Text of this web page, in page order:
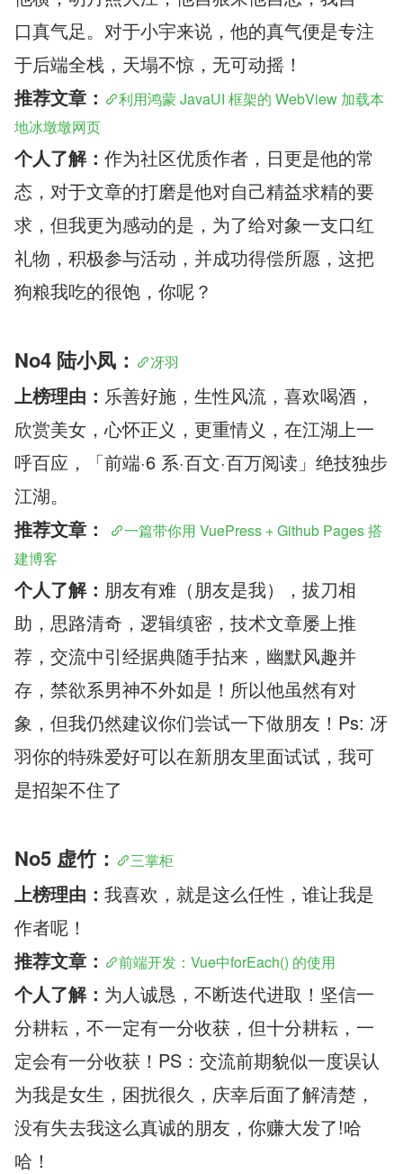
口真气足。对于小宇来说，他的真气便是专注
于后端全栈 ，天塌不惊，无可动摇！
推荐文章：
利用鸿蒙 JavaUI 框架的 WebView 加载本
地冰墩墩网页
个人了解： 作为社区优质作者，日更是他的常
态，对于文章的打磨是他对自己精益求精的要
求，但我更为感动的是，为了给对象一支口红
礼物，积极参与活动，并成功得偿所愿，这把
狗粮我吃的很饱，你呢？
No4 陆小凤： 冴羽
上榜理由： 乐善好施，生性风流，喜欢喝酒，
欣赏美女，心怀正义，更重情义，在江湖上一
呼百应 ，「前端·6 系·百文·百万阅读」绝技独步
江湖。
推荐文章：
一篇带你用 VuePress + Github Pages 搭
建博客
个人了解： 朋友有难（朋友是我），拔刀相
助，思路清奇，逻辑缜密，技术文章屡上推
荐，交流中引经据典随手拈来，幽默风趣并
存，禁欲系男神不外如是！所以他虽然有对
象，但我仍然建议你们尝试一下做朋友！Ps: 冴
羽你的特殊爱好可以在新朋友里面试试，我可
是招架不住了
No5 虚竹： 三掌柜
上榜理由： 我喜欢，就是这么任性，谁让我是
作者呢！
推荐文章：
前端开发：Vue中forEach() 的使用
个人了解： 为人诚恳，不断迭代进取！坚信一
分耕耘，不一定有一分收获，但十分耕耘，一
定会有一分收获！ PS：交流前期貌似一度误认
为我是女生，困扰很久，庆幸后面了解清楚，
没有失去我这么真诚的朋友，你赚大发了!哈
哈！